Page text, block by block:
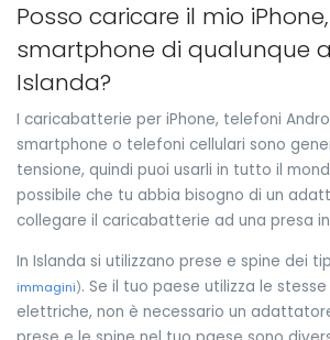
Posso caricare il mio
smartphone di qualunque
Islanda?
I caricabatterie per iPhone, telefoni
smartphone o telefoni cellulari sono
tensione, quindi puoi usarli in tutto il
possibile che tu abbia bisogno di un
collegare il caricabatterie ad una presa
In Islanda si utilizzano prese e spine dei
immagini). Se il tuo paese utilizza le
elettriche, non è necessario un